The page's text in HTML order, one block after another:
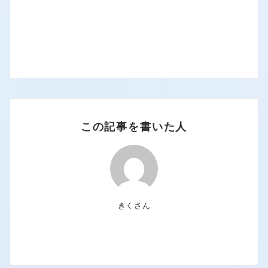
この記事を書いた人
きくさん